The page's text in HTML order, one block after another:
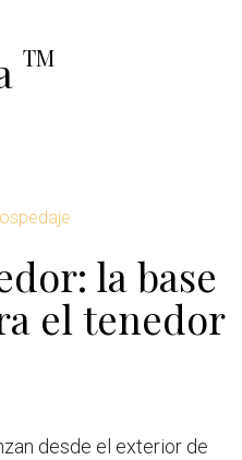
TM
la base
el tenedor
desde el exterior de